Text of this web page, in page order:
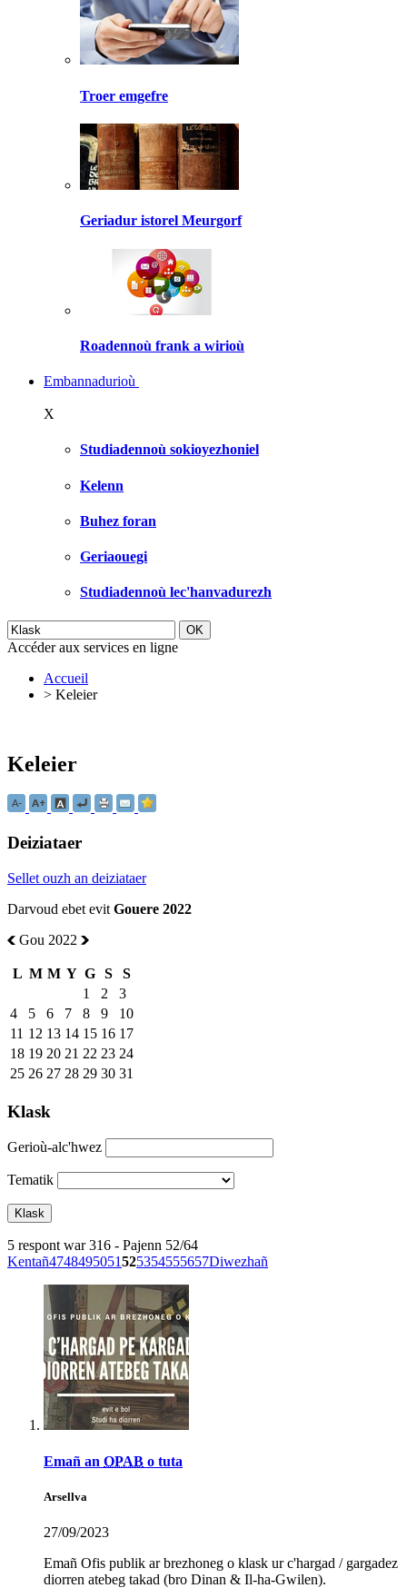
Troer emgefre
Geriadur istorel Meurgorf
Roadennoù frank a wirioù
Embannadurioù
X
Studiadennoù sokioyezhoniel
Kelenn
Buhez foran
Geriaouegi
Studiadennoù lec'hanvadurezh
Accéder aux services en ligne
Accueil
> Keleier
Keleier
Deiziataer
Sellet ouzh an deiziataer
Darvoud ebet evit Gouere 2022
Gou 2022
L M M Y G S
S
1
2
3
4
5 6 7 8 9
10
11 12 13 14 15 16 17
18 19 20 21 22 23 24
25 26 27 28 29 30 31
Klask
Gerioù-alc'hwez
Tematik
5 respont war 316 - Pajenn 52/64
Kentañ4748495051525354555657Diwezhañ
Emañ an OPAB o tuta
Arsellva
27/09/2023
Emañ Ofis publik ar brezhoneg o klask ur c'hargad / gargadez
diorren atebeg takad (bro Dinan & Il-ha-Gwilen).